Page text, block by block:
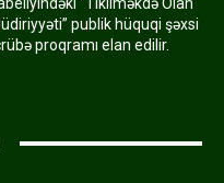
“Tikilməkdə Olan
publik hüquqi şəxsi
proqramı elan edilir.